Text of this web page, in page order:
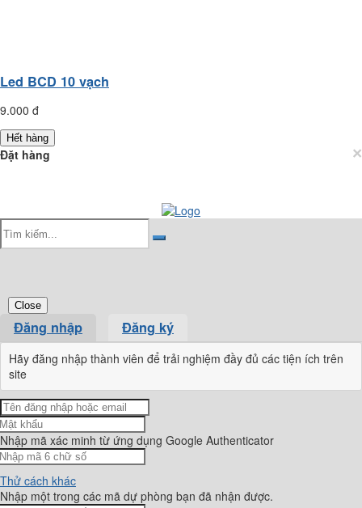
Led BCD 10 vạch
9.000 đ
Hết hàng
×
Đặt hàng
Close
Đăng nhập Đăng ký
Hãy đăng nhập thành viên để trải nghiệm đầy đủ các tiện ích trên
site
Nhập mã xác minh từ ứng dụng Google Authenticator
Thử cách khác
Nhập một trong các mã dự phòng bạn đã nhận được.